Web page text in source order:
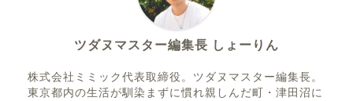
ツダヌマスター編集長 しょーりん
株式会社ミミック代表取締役。ツダヌマスター編集長。
東京都内の生活が馴染まずに慣れ親しんだ町・津田沼に